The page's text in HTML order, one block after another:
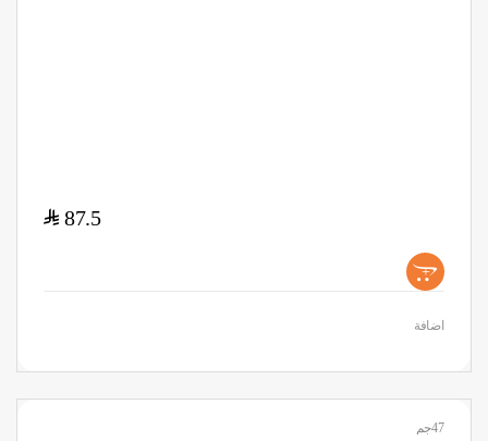
87.5
$
+
اضافة
47جم